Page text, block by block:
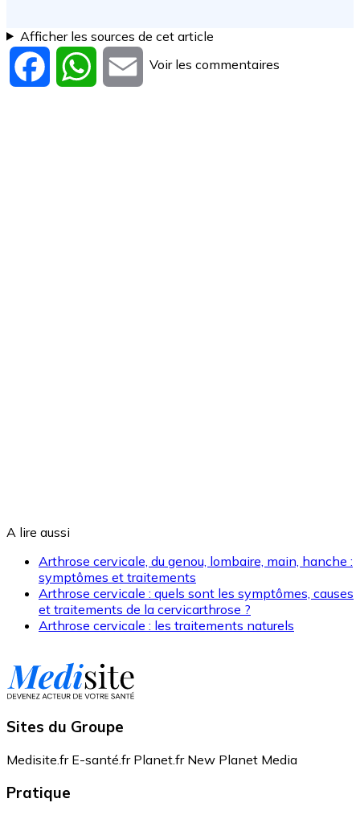
Afficher les sources de cet article
Facebook WhatsApp
Email
Voir les commentaires
A lire aussi
Arthrose cervicale, du genou, lombaire, main, hanche :
symptômes et traitements
Arthrose cervicale : quels sont les symptômes, causes
et traitements de la cervicarthrose ?
Arthrose cervicale : les traitements naturels
Sites du Groupe
Medisite.fr E-santé.fr Planet.fr New Planet Media
Pratique